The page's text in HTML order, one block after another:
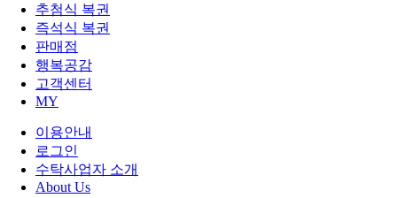
추첨식 복권
즉석식 복권
판매점
행복공감
고객센터
MY
이용안내
로그인
수탁사업자 소개
About Us